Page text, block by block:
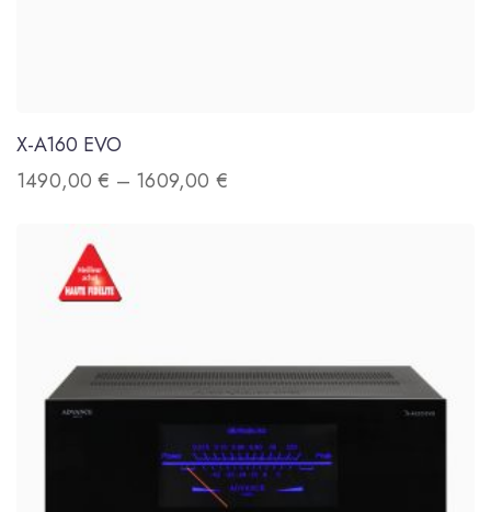
X-A160 EVO
1490,00€ – 1609,00 €